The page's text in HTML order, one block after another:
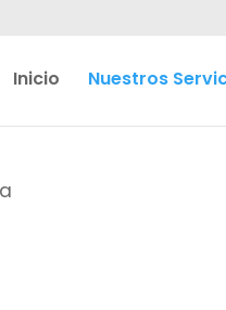
Inicio Nuestros